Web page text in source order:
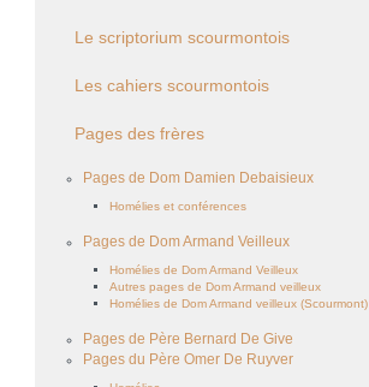
Le scriptorium scourmontois
Les cahiers scourmontois
Pages des frères
Pages de Dom Damien Debaisieux
Homélies et conférences
Pages de Dom Armand Veilleux
Homélies de Dom Armand Veilleux
Autres pages de Dom Armand veilleux
Homélies de Dom Armand veilleux (Scourmont)
Pages de Père Bernard De Give
Pages du Père Omer De Ruyver